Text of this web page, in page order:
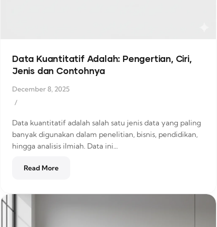
Data Kuantitatif Adalah: Pengertian, Ciri,
Jenis dan Contohnya
December 8, 2025
/
Data kuantitatif adalah salah satu jenis data yang paling
banyak digunakan dalam penelitian, bisnis, pendidikan,
hingga analisis ilmiah. Data ini...
Read More